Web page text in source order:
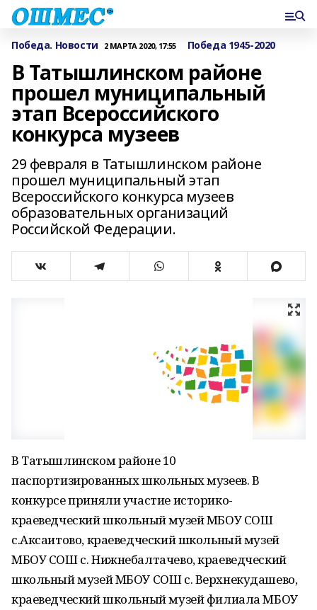
Победа. Новости 2 МАРТА 2020, 17:55 Победа 1945-2020
В Татышлинском районе
прошел муниципальный
этап Всероссийского
конкурса музеев
29 февраля в Татышлинском районе
прошел муниципальный этап
Всероссийского конкурса музеев
образовательных организаций
Российской Федерации.
В Татышлинском районе 10
паспортизированных школьных музеев. В
конкурсе приняли участие историко-
краеведческий школьный музей МБОУ СОШ
с.Аксаитово, краеведческий школьный музей
МБОУ СОШ с. Нижнебалтачево, краеведческий
школьный музей МБОУ СОШ с. Верхнекудашево,
краеведческий школьный музей филиала МБОУ